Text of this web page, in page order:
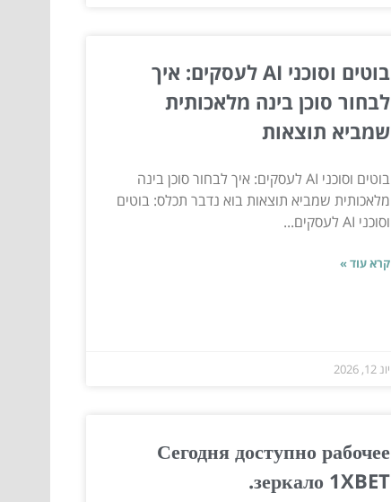
בוטים וסוכני AI לעסקים: איך
לבחור סוכן בינה מלאכותית
שמביא תוצאות
בוטים וסוכני AI לעסקים: איך לבחור סוכן בינה
מלאכותית שמביא תוצאות בוא נדבר תכלס: בוטים
וסוכני AI לעסקים...
קרא עוד »
יונ 12, 2026
Сегодня доступно рабочее
зеркало 1XBET.